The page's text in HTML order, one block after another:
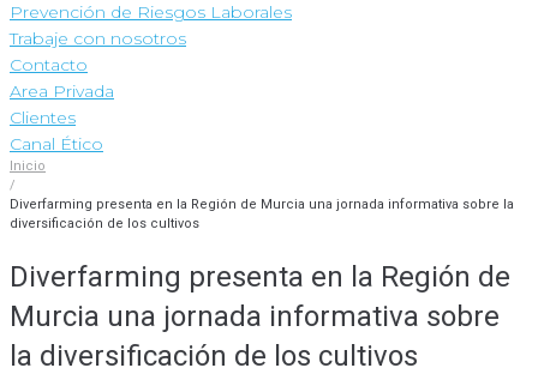
Prevención de Riesgos Laborales
Trabaje con nosotros
Contacto
Area Privada
Clientes
Canal Ético
Inicio
/
Diverfarming presenta en la Región de Murcia una jornada informativa sobre la
diversificación de los cultivos
Diverfarming presenta en la Región de
Murcia una jornada informativa sobre
la diversificación de los cultivos